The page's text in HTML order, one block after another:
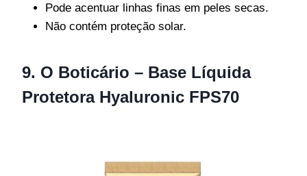
Pode acentuar linhas finas em peles secas.
Não contém proteção solar.
9. O Boticário – Base Líquida
Protetora Hyaluronic FPS70